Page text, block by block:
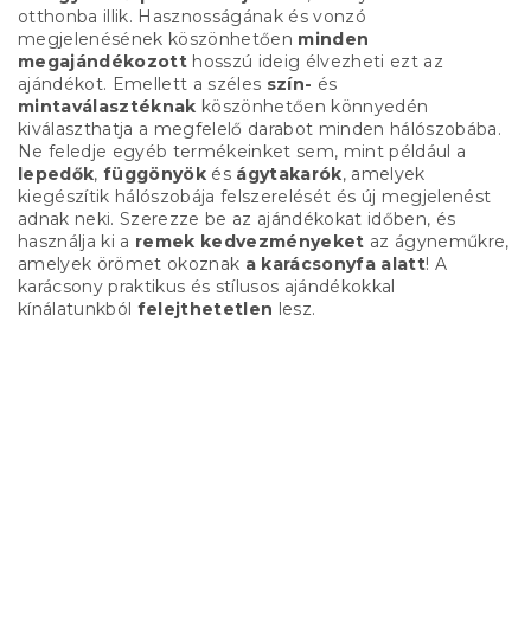
otthonba illik. Hasznosságának és vonzó
megjelenésének köszönhetően minden
megajándékozott hosszú ideig élvezheti ezt az
ajándékot. Emellett a széles szín- és
mintaválasztéknak köszönhetően könnyedén
kiválaszthatja a megfelelő darabot minden hálószobába.
Ne feledje egyéb termékeinket sem, mint például a
lepedők,függönyök és ágytakarók, amelyek
kiegészítik hálószobája felszerelését és új megjelenést
adnak neki. Szerezze be az ajándékokat időben, és
használja ki a remek kedvezményeket az ágyneműkre,
amelyek örömet okoznak a karácsonyfa alatt! A
karácsony praktikus és stílusos ajándékokkal
kínálatunkból felejthetetlen lesz.